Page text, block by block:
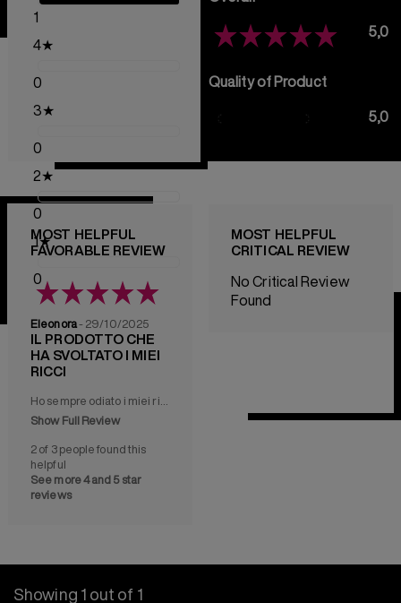
1
4★
0
3★
0
2★
0
1★
0
5,0
Quality of Product
5,0
MOST HELPFUL
FAVORABLE REVIEW
Eleonora- 29/10/2025
IL PRODOTTO CHE
HA SVOLTATO I MIEI
RICCI
Show Full Review
2 of 3 people found this
helpful
See more 4 and 5 star
reviews
MOST HELPFUL
CRITICAL REVIEW
No Critical Review
Found
Showing 1 out of 1